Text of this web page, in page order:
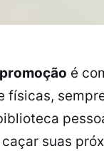
é
físicas,
suas